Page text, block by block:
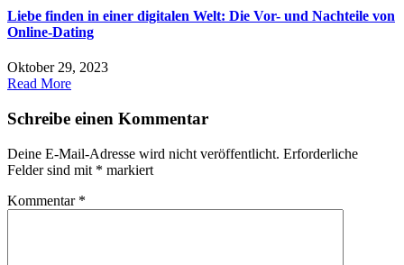
Liebe finden in einer digitalen Welt: Die Vor- und Nachteile von
Online-Dating
Oktober 29, 2023
Read More
Schreibe einen Kommentar
Deine E-Mail-Adresse wird nicht veröffentlicht. Erforderliche
Felder sind mit * markiert
Kommentar *